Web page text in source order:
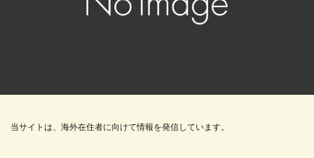
当サイトは、海外在住者に向けて情報を発信しています。